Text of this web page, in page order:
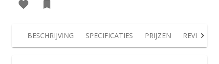
BESCHRIJVING SPECIFICATIES PRIJZEN REVIEWS